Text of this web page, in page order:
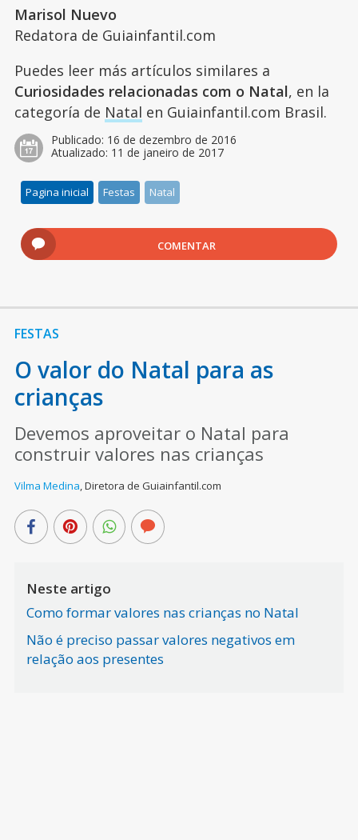
Marisol Nuevo
Redatora de Guiainfantil.com
Puedes leer más artículos similares a
Curiosidades relacionadas com o Natal, en la
categoría de Natal en Guiainfantil.com Brasil.
Publicado: 16 de dezembro de 2016
Atualizado: 11 de janeiro de 2017
Pagina inicial Festas Natal
COMENTAR
FESTAS
O valor do Natal para as
crianças
Devemos aproveitar o Natal para
construir valores nas crianças
Vilma Medina,Diretora de Guiainfantil.com
Neste artigo
Como formar valores nas crianças no Natal
Não é preciso passar valores negativos em
relação aos presentes